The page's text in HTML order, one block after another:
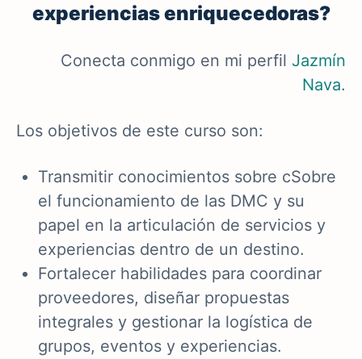
experiencias enriquecedoras?
Conecta conmigo en mi perfil Jazmín
Nava.
Los objetivos de este curso son:
Transmitir conocimientos sobre cSobre
el funcionamiento de las DMC y su
papel en la articulación de servicios y
experiencias dentro de un destino.
Fortalecer habilidades para coordinar
proveedores, diseñar propuestas
integrales y gestionar la logística de
grupos, eventos y experiencias.